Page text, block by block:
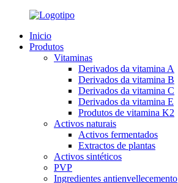
Inicio
Produtos
Vitaminas
Derivados da vitamina A
Derivados da vitamina B
Derivados da vitamina C
Derivados da vitamina E
Produtos de vitamina K2
Activos naturais
Activos fermentados
Extractos de plantas
Activos sintéticos
PVP
Ingredientes antienvellecemento